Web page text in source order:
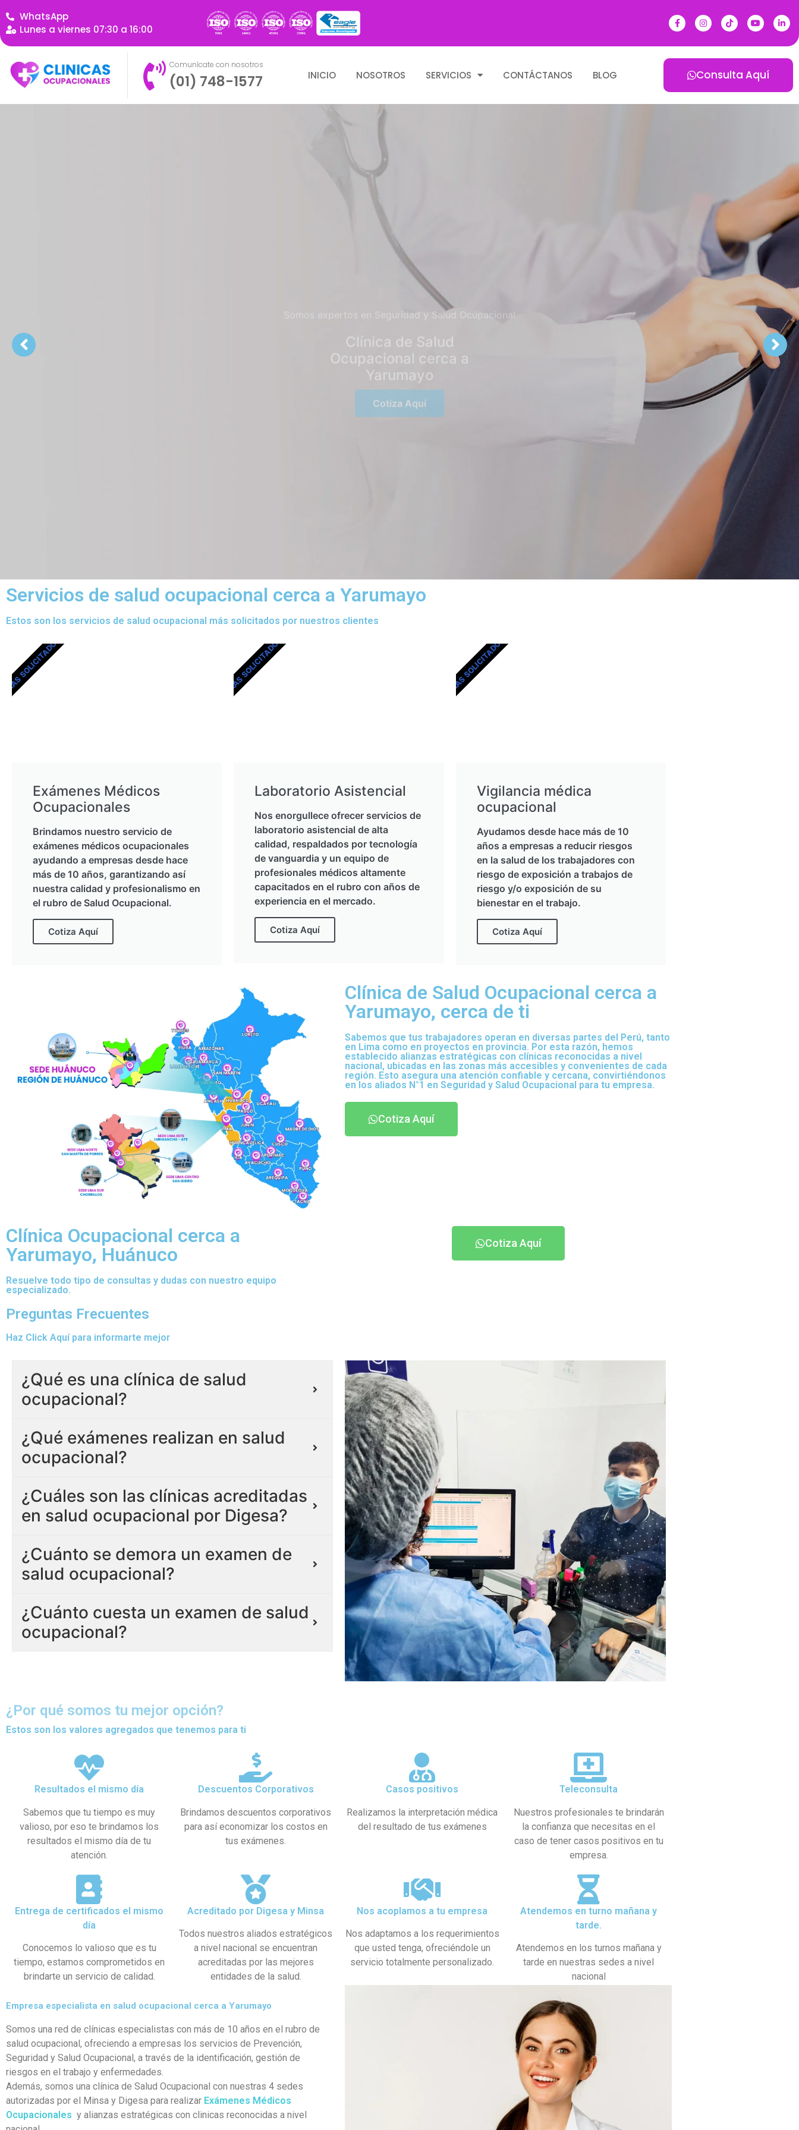
WhatsApp
Lunes a viernes 07:30 a 16:00
Comunícate con nosotros
(01) 748-1577 INICIO NOSOTROS SERVICIOS CONTÁCTANOS BLOG Consulta Aquí
Somos expertos en Seguridad y Salud Ocupacional
Clínica de Salud
Ocupacional cerca a
Yarumayo
Cotiza Aquí
Servicios de salud ocupacional cerca a Yarumayo
Estos son los servicios de salud ocupacional más solicitados por nuestros clientes
Exámenes Médicos
Ocupacionales
Brindamos nuestro servicio de
exámenes médicos ocupacionales
ayudando a empresas desde hace
más de 10 años, garantizando así
nuestra calidad y profesionalismo en
el rubro de Salud Ocupacional.
Cotiza Aquí
MÁS SOLICITADOS
Laboratorio Asistencial
Nos enorgullece ofrecer servicios de
laboratorio asistencial de alta
calidad, respaldados por tecnología
de vanguardia y un equipo de
profesionales médicos altamente
capacitados en el rubro con años de
experiencia en el mercado.
Cotiza Aquí
MÁS SOLICITADOS
Vigilancia médica
ocupacional
Ayudamos desde hace más de 10
años a empresas a reducir riesgos
en la salud de los trabajadores con
riesgo de exposición a trabajos de
riesgo y/o exposición de su
bienestar en el trabajo.
Cotiza Aquí
MÁS SOLICITADOS
Clínica de Salud Ocupacional cerca a
Yarumayo, cerca de ti
Sabemos que tus trabajadores operan en diversas partes del Perú, tanto
en Lima como en proyectos en provincia. Por esta razón, hemos
establecido alianzas estratégicas con clínicas reconocidas a nivel
nacional, ubicadas en las zonas más accesibles y convenientes de cada
región. Esto asegura una atención confiable y cercana, convirtiéndonos
en los aliados N°1 en Seguridad y Salud Ocupacional para tu empresa.
Cotiza Aquí
Clínica Ocupacional cerca a
Yarumayo, Huánuco
Resuelve todo tipo de consultas y dudas con nuestro equipo
especializado.
Cotiza Aquí
Preguntas Frecuentes
Haz Click Aquí para informarte mejor
¿Qué es una clínica de salud
ocupacional?
¿Qué exámenes realizan en salud
ocupacional?
¿Cuáles son las clínicas acreditadas
en salud ocupacional por Digesa?
¿Cuánto se demora un examen de
salud ocupacional?
¿Cuánto cuesta un examen de salud
ocupacional?
¿Por qué somos tu mejor opción?
Estos son los valores agregados que tenemos para ti
Resultados el mismo día
Sabemos que tu tiempo es muy
valioso, por eso te brindamos los
resultados el mismo día de tu
atención.
Descuentos Corporativos
Brindamos descuentos corporativos
para así economizar los costos en
tus exámenes.
Casos positivos
Realizamos la interpretación médica
del resultado de tus exámenes
Teleconsulta
Nuestros profesionales te brindarán
la confianza que necesitas en el
caso de tener casos positivos en tu
empresa.
Entrega de certificados el mismo
día
Conocemos lo valioso que es tu
tiempo, estamos comprometidos en
brindarte un servicio de calidad.
Acreditado por Digesa y Minsa​
Todos nuestros aliados estratégicos
a nivel nacional se encuentran
acreditadas por las mejores
entidades de la salud.
Nos acoplamos a tu empresa
Nos adaptamos a los requerimientos
que usted tenga, ofreciéndole un
servicio totalmente personalizado.
Atendemos en turno mañana y
tarde.
Atendemos en los turnos mañana y
tarde en nuestras sedes a nivel
nacional
Empresa especialista en salud ocupacional cerca a Yarumayo
Somos una red de clínicas especialistas con más de 10 años en el rubro de
salud ocupacional, ofreciendo a empresas los servicios de Prevención,
Seguridad y Salud Ocupacional, a través de la identificación, gestión de
riesgos en el trabajo y enfermedades.
Además, somos una clínica de Salud Ocupacional con nuestras 4 sedes
autorizadas por el Minsa y Digesa para realizar Exámenes Médicos
Ocupacionales y alianzas estratégicas con clinicas reconocidas a nivel